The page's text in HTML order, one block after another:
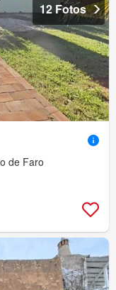
12 Fotos
de Faro